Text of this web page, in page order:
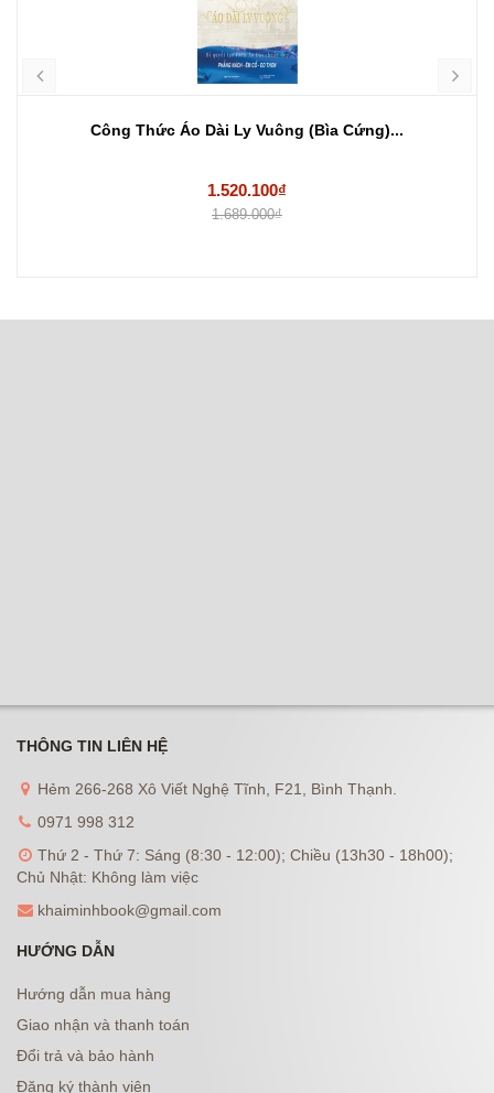
Công Thức Áo Dài Ly Vuông (Bìa Cứng)...
1.520.100₫
1.689.000₫
THÔNG TIN LIÊN HỆ
Hẻm 266-268 Xô Viết Nghệ Tĩnh, F21, Bình Thạnh.
0971 998 312
Thứ 2 - Thứ 7: Sáng (8:30 - 12:00); Chiều (13h30 - 18h00);
Chủ Nhật: Không làm việc
khaiminhbook@gmail.com
HƯỚNG DẪN
Hướng dẫn mua hàng
Giao nhận và thanh toán
Đổi trả và bảo hành
Đăng ký thành viên